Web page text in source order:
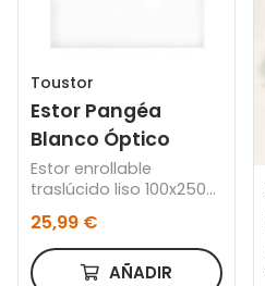
Toustor
Estor Pangéa
Blanco Óptico
Estor enrollable
traslúcido liso 100x250
cm
25,99 €
AÑADIR